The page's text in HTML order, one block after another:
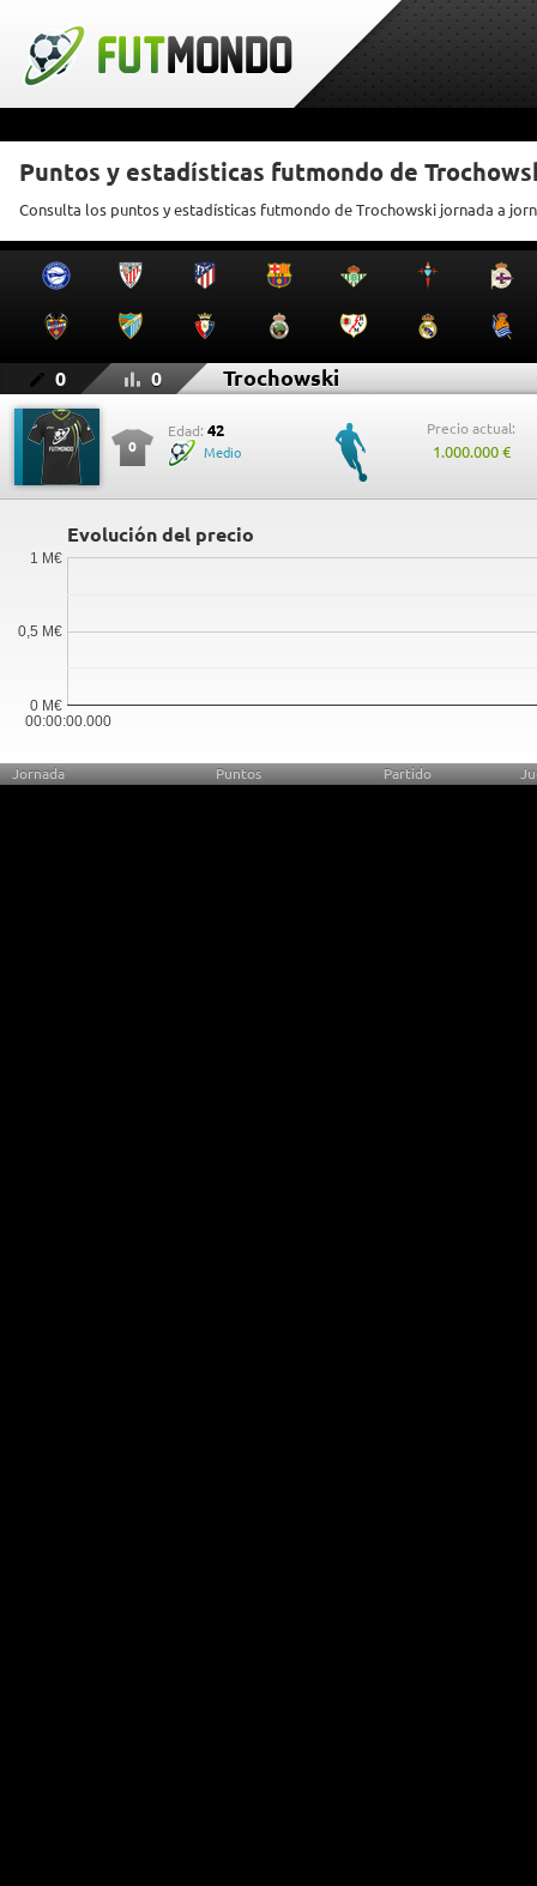
Puntos y estadísticas futmondo de
Consulta los puntos y estadísticas futmondo de Trochowski jornada a
0 0 Trochowski
0
Edad: 42
Medio
Precio actual:
1.000.000 €
Evolución del precio
00:00:00.000
0 M€
0,5 M€
1 M€
Jornada Puntos Partido